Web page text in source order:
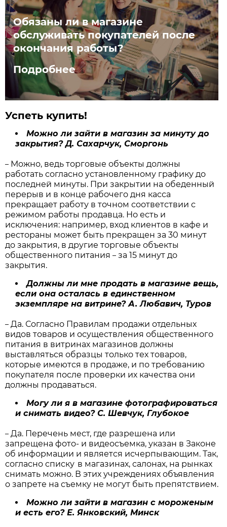
Обязаны ли в магазине
обслуживать покупателей после
окончания работы?
Подробнее
Успеть купить!
Можно ли зайти в магазин за минуту до
закрытия? Д. Сахарчук, Сморгонь
– Можно, ведь торговые объекты должны
работать согласно установленному графику до
последней минуты. При закрытии на обеденный
перерыв и в конце рабочего дня касса
прекращает работу в точном соответствии с
режимом работы продавца. Но есть и
исключения: например, вход клиентов в кафе и
рестораны может быть прекращен за 30 минут
до закрытия, в другие торговые объекты
общественного питания–за 15 минут до
закрытия.
Должны ли мне продать в магазине вещь,
если она осталась в единственном
экземпляре на витрине? А. Любавич, Туров
– Да. Согласно Правилам продажи отдельных
видов товаров и осуществления общественного
питания в витринах магазинов должны
выставляться образцы только тех товаров,
которые имеются в продаже, и по требованию
покупателя после проверки их качества они
должны продаваться.
Могу ли я в магазине фотографироваться
и снимать видео? С. Шевчук, Глубокое
– Да. Перечень мест, где разрешена или
запрещена фото- и видеосъемка, указан в Законе
об информации и является исчерпывающим. Так,
согласно списку в магазинах, салонах, на рынках
снимать можно. В этих учреждениях объявления
о запрете на съемку не могут быть препятствием.
Можно ли зайти в магазин с мороженым
и есть его? Е. Янковский, Минск